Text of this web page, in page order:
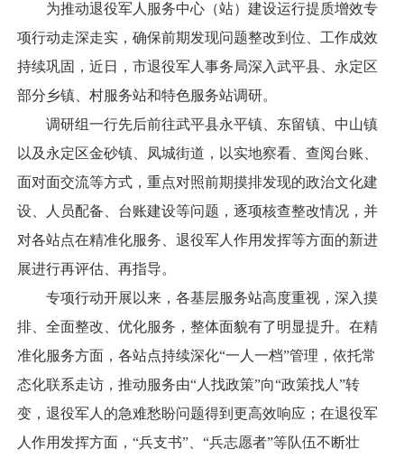
为推动退役军人服务中心（站）建设运行提质增效专
项行动走深走实，确保前期发现问题整改到位、工作成效
持续巩固，近日，市退役军人事务局深入武平县、永定区
部分乡镇、村服务站和特色服务站调研。
调研组一行先后前往武平县永平镇、东留镇、中山镇
以及永定区金砂镇、凤城街道，以实地察看、查阅台账、
面对面交流等方式，重点对照前期摸排发现的政治文化建
设、人员配备、台账建设等问题，逐项核查整改情况，并
对各站点在精准化服务、退役军人作用发挥等方面的新进
展进行再评估、再指导。
专项行动开展以来，各基层服务站高度重视，深入摸
排、全面整改、优化服务，整体面貌有了明显提升。在精
准化服务方面，各站点持续深化“一人一档”管理，依托常
态化联系走访，推动服务由“人找政策”向“政策找人”转
变，退役军人的急难愁盼问题得到更高效响应；在退役军
人作用发挥方面，“兵支书”、“兵志愿者”等队伍不断壮